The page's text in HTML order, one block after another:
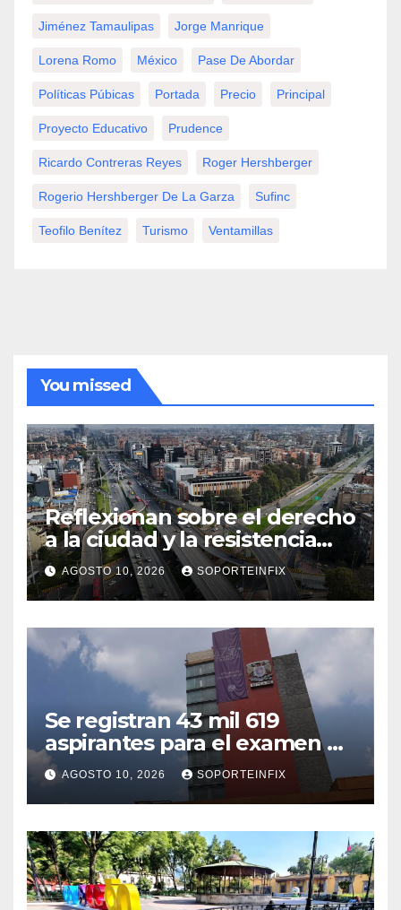
Jiménez Tamaulipas Jorge Manrique
Lorena Romo México Pase De Abordar
Políticas Púbicas Portada Precio Principal
Proyecto Educativo Prudence
Ricardo Contreras Reyes Roger Hershberger
Rogerio Hershberger De La Garza Sufinc
Teofilo Benítez Turismo Ventamillas
You missed
Reflexionan sobre el derecho
a la ciudad y la resistencia
desde el barrio
AGOSTO 10, 2026 SOPORTEINFIX
Se registran 43 mil 619
aspirantes para el examen de
ingreso a la UNAM
AGOSTO 10, 2026 SOPORTEINFIX